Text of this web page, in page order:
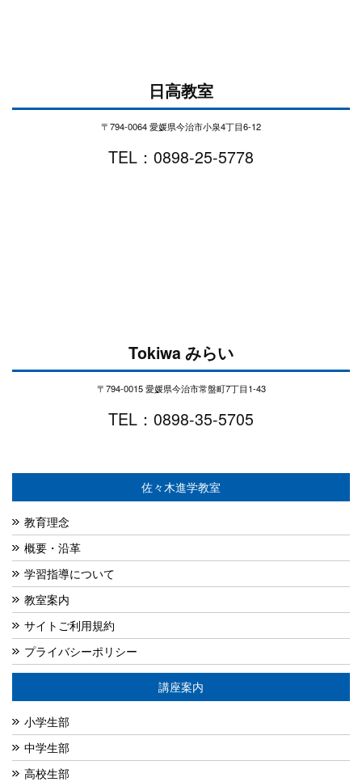
日高教室
〒794-0064 愛媛県今治市小泉4丁目6-12
TEL：0898-25-5778
Tokiwa みらい
〒794-0015 愛媛県今治市常盤町7丁目1-43
TEL：0898-35-5705
佐々木進学教室
教育理念
概要・沿革
学習指導について
教室案内
サイトご利用規約
プライバシーポリシー
講座案内
小学生部
中学生部
高校生部